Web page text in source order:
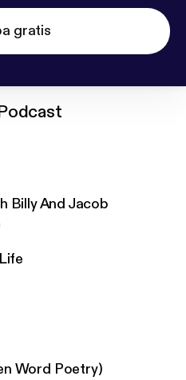
gratis
Billy And Jacob
Word Poetry)